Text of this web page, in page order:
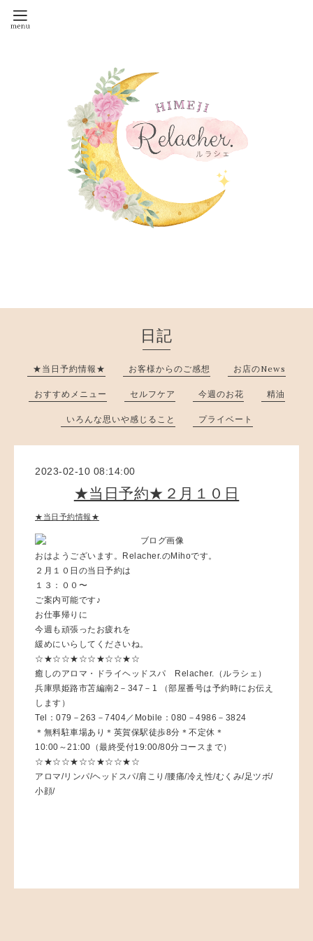
日記
★当日予約情報★ お客様からのご感想 お店のNews
おすすめメニュー セルフケア 今週のお花 精油
いろんな思いや感じること プライベート
2023-02-10 08:14:00
★当日予約★２月１０日
★当日予約情報★
おはようございます。Relacher.のMihoです。
２月１０日の当日予約は
１３：００〜
ご案内可能です♪
お仕事帰りに
今週も頑張ったお疲れを
緩めにいらしてくださいね。
☆★☆☆★☆☆★☆☆★☆
癒しのアロマ・ドライヘッドスパ Relacher.（ルラシェ）
兵庫県姫路市苫編南2－347－1 （部屋番号は予約時にお伝え
します）
Tel：079－263－7404／Mobile：080－4986－3824
＊無料駐車場あり＊英賀保駅徒歩8分＊不定休＊
10:00～21:00（最終受付19:00/80分コースまで）
☆★☆☆★☆☆★☆☆★☆
アロマ/リンパ/ヘッドスパ/肩こり/腰痛/冷え性/むくみ/足ツボ/
小顔/